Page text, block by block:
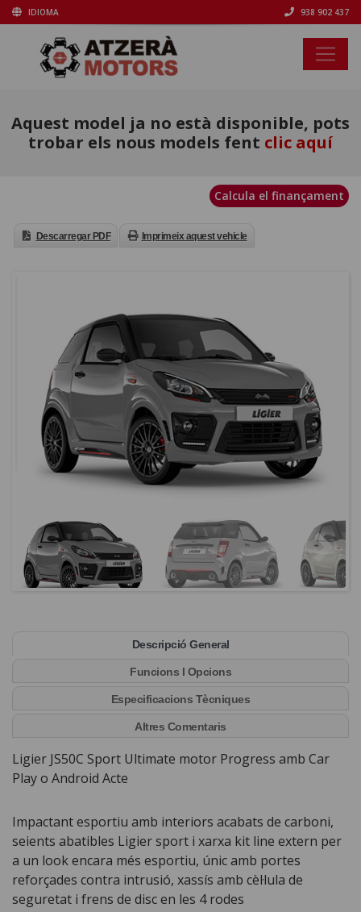
IDIOMA 938 902 437
Aquest model ja no està disponible, pots
trobar els nous models fent clic aquí
LIGIER JS50C SPORT
ULTIMATE PROGRESS
15,390
Calcula el finançament
Descarregar PDF Imprimeix aquest vehicle
Descripció General
Funcions I Opcions
Especificacions Tècniques
Altres Comentaris
Ligier JS50C Sport Ultimate motor Progress amb Car
Play o Android Acte
Impactant esportiu amb interiors acabats de carboni,
seients abatibles Ligier sport i xarxa kit line extern per
a un look encara més esportiu, únic amb portes
reforçades contra intrusió, xassís amb cèl·lula de
seguretat i frens de disc en les 4 rodes